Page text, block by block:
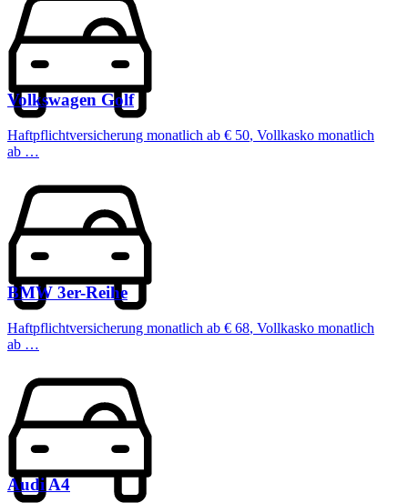
Volkswagen Golf
Haftpflichtversicherung monatlich ab € 50, Vollkasko monatlich
ab …
BMW 3er-Reihe
Haftpflichtversicherung monatlich ab € 68, Vollkasko monatlich
ab …
AudiA4